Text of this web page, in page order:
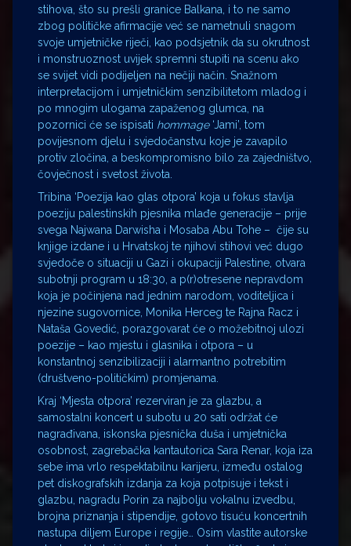
stihova, što su prešli granice Balkana, i to ne samo
zbog političke afirmacije već se nametnuli snagom
svoje umjetničke riječi, kao podsjetnik da su okrutnost
i monstruoznost uvijek spremni stupiti na scenu ako
se svijet vidi podijeljen na nečiji način. Snažnom
interpretacijom i umjetničkim senzibilitetom mladog i
po mnogim ulogama zapaženog glumca, na
pozornici će se ispisati hommage ‘Jami’, tom
povijesnom djelu i svjedočanstvu koje je zavapilo
protiv zločina, a beskompromisno bilo za zajedništvo,
čovječnost i svetost života.
Tribina ‘Poezija kao glas otpora’ koja u fokus stavlja
poeziju palestinskih pjesnika mlađe generacije – prije
svega Najwana Darwisha i Mosaba Abu Tohe – čije su
knjige izdane i u Hrvatskoj te njihovi stihovi već dugo
svjedoče o situaciji u Gazi i okupaciji Palestine, otvara
subotnji program u 18:30, a p(r)otresene nepravdom
koja je počinjena nad jednim narodom, voditeljica i
njezine sugovornice, Monika Herceg te Rajna Racz i
Nataša Govedić, porazgovarat će o možebitnoj ulozi
poezije – kao mjestu i glasnika i otpora – u
konstantnoj senzibilizaciji i alarmantno potrebitim
(društveno-političkim) promjenama.
Kraj ‘Mjesta otpora’ rezerviran je za glazbu, a
samostalni koncert u subotu u 20 sati održat će
nagrađivana, iskonska pjesnička duša i umjetnička
osobnost, zagrebačka kantautorica Sara Renar, koja iza
sebe ima vrlo respektabilnu karijeru, između ostalog
pet diskografskih izdanja za koja potpisuje i tekst i
glazbu, nagradu Porin za najbolju vokalnu izvedbu,
brojna priznanja i stipendije, gotovo tisuću koncertnih
nastupa diljem Europe i regije… Osim vlastite autorske